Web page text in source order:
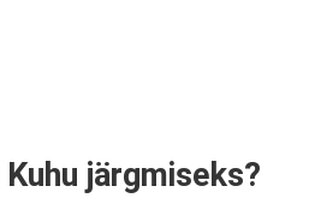
Kuhu järgmiseks?